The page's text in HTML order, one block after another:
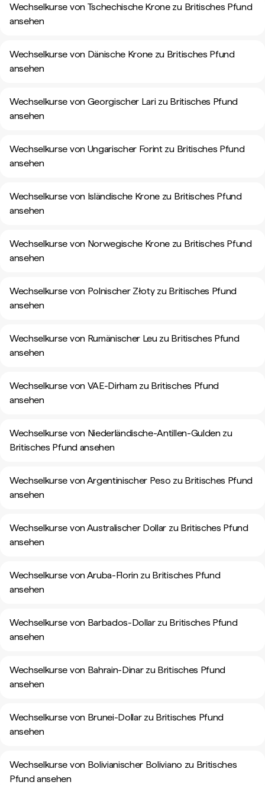
Wechselkurse von Tschechische Krone zu Britisches Pfund
ansehen
Wechselkurse von Dänische Krone zu Britisches Pfund
ansehen
Wechselkurse von Georgischer Lari zu Britisches Pfund
ansehen
Wechselkurse von Ungarischer Forint zu Britisches Pfund
ansehen
Wechselkurse von Isländische Krone zu Britisches Pfund
ansehen
Wechselkurse von Norwegische Krone zu Britisches Pfund
ansehen
Wechselkurse von Polnischer Złoty zu Britisches Pfund
ansehen
Wechselkurse von Rumänischer Leu zu Britisches Pfund
ansehen
Wechselkurse von VAE-Dirham zu Britisches Pfund
ansehen
Wechselkurse von Niederländische-Antillen-Gulden zu
Britisches Pfund ansehen
Wechselkurse von Argentinischer Peso zu Britisches Pfund
ansehen
Wechselkurse von Australischer Dollar zu Britisches Pfund
ansehen
Wechselkurse von Aruba-Florin zu Britisches Pfund
ansehen
Wechselkurse von Barbados-Dollar zu Britisches Pfund
ansehen
Wechselkurse von Bahrain-Dinar zu Britisches Pfund
ansehen
Wechselkurse von Brunei-Dollar zu Britisches Pfund
ansehen
Wechselkurse von Bolivianischer Boliviano zu Britisches
Pfund ansehen